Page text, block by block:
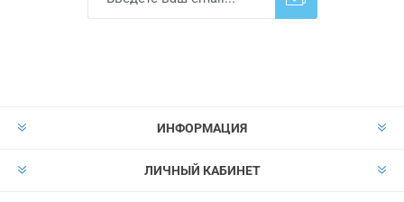
ИНФОРМАЦИЯ
ЛИЧНЫЙ КАБИНЕТ